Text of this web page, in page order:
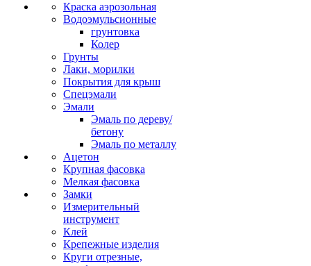
Краска аэрозольная
Водоэмульсионные
грунтовка
Колер
Грунты
Лаки, морилки
Покрытия для крыш
Спецэмали
Эмали
Эмаль по дереву/
бетону
Эмаль по металлу
Ацетон
Крупная фасовка
Мелкая фасовка
Замки
Измерительный
инструмент
Клей
Крепежные изделия
Круги отрезные,